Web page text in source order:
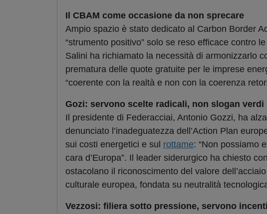
Il CBAM come occasione da non sprecare
Ampio spazio è stato dedicato al Carbon Border
“strumento positivo” solo se reso efficace contro
Salini ha richiamato la necessità di armonizzarlo
prematura delle quote gratuite per le imprese
“coerente con la realtà e non con la coerenza
Gozi: servono scelte radicali, non slogan verdi
Il presidente di Federacciai, Antonio Gozzi, ha
denunciato l’inadeguatezza dell’Action Plan
sui costi energetici e sul rottame: “Non possiamo
cara d’Europa”. Il leader siderurgico ha chiesto
ostacolano il riconoscimento del valore
culturale europea, fondata su neutralità
Vezzosi: filiera sotto pressione, servono